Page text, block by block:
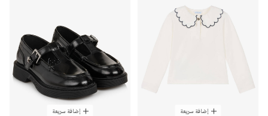
إضافة سريعة إضافة سريعة